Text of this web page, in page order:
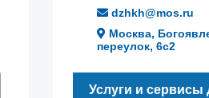
dzhkh@mos.ru
Москва,
переулок, 6с2
Услуги и сервисы